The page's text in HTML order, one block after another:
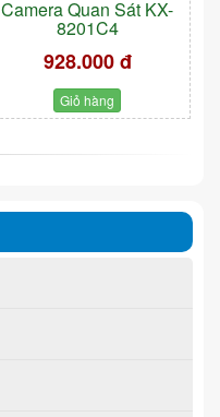
Camera Quan Sát KX-
8201C4
928.000 đ
Giỏ hàng